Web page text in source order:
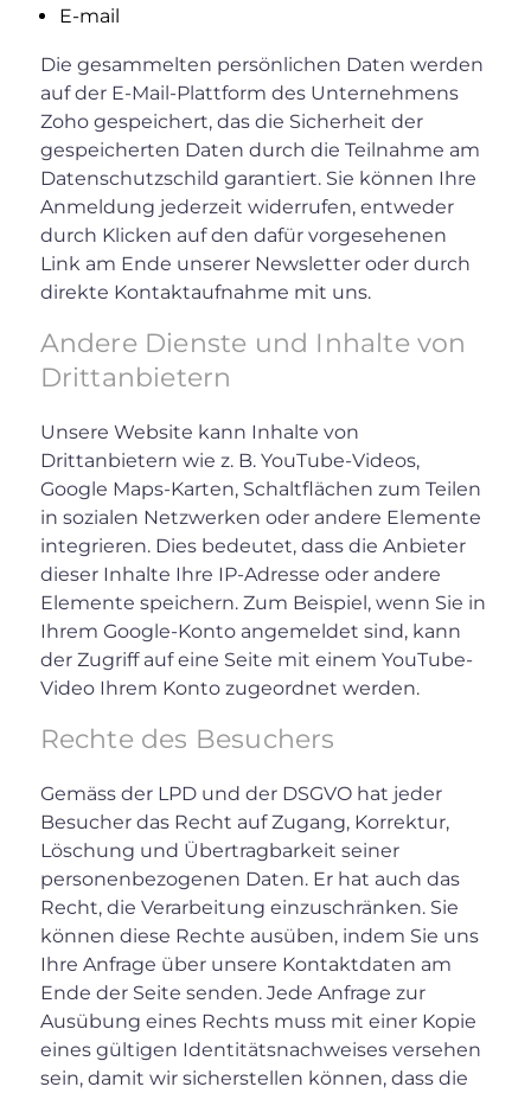
E-mail
Die gesammelten persönlichen Daten werden
auf der E-Mail-Plattform des Unternehmens
Zoho gespeichert, das die Sicherheit der
gespeicherten Daten durch die Teilnahme am
Datenschutzschild garantiert. Sie können Ihre
Anmeldung jederzeit widerrufen, entweder
durch Klicken auf den dafür vorgesehenen
Link am Ende unserer Newsletter oder durch
direkte Kontaktaufnahme mit uns.
Andere Dienste und Inhalte von
Drittanbietern
Unsere Website kann Inhalte von
Drittanbietern wie z. B. YouTube-Videos,
Google Maps-Karten, Schaltflächen zum Teilen
in sozialen Netzwerken oder andere Elemente
integrieren. Dies bedeutet, dass die Anbieter
dieser Inhalte Ihre IP-Adresse oder andere
Elemente speichern. Zum Beispiel, wenn Sie in
Ihrem Google-Konto angemeldet sind, kann
der Zugriff auf eine Seite mit einem YouTube-
Video Ihrem Konto zugeordnet werden.
Rechte des Besuchers
Gemäss der LPD und der DSGVO hat jeder
Besucher das Recht auf Zugang, Korrektur,
Löschung und Übertragbarkeit seiner
personenbezogenen Daten. Er hat auch das
Recht, die Verarbeitung einzuschränken. Sie
können diese Rechte ausüben, indem Sie uns
Ihre Anfrage über unsere Kontaktdaten am
Ende der Seite senden. Jede Anfrage zur
Ausübung eines Rechts muss mit einer Kopie
eines gültigen Identitätsnachweises versehen
sein, damit wir sicherstellen können, dass die